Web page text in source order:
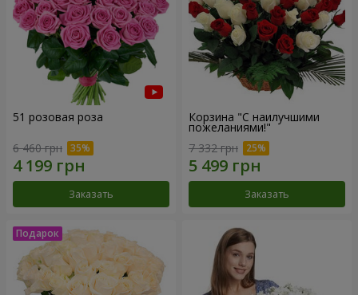
51 розовая роза
6 460 грн
Заказать
Корзина "С наилучшими
пожеланиями!"
7 332 грн
Заказать